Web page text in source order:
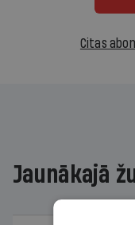
Citas
Jaunākajā